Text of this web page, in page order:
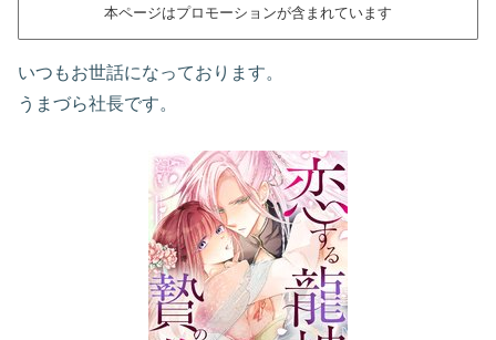
本ページはプロモーションが含まれています
いつもお世話になっております。
うまづら社長です。